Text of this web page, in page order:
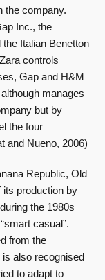
the company.
Inc., the
Italian Benetton
controls
Gap and H&M
manages
but by
the four
and Nueno, 2006)
Republic, Old
its production by
the 1980s
casual”.
from the
also recognised
to adapt to